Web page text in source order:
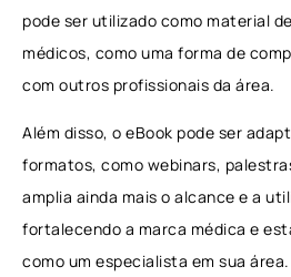
pode ser utilizado como material
médicos, como uma forma de
com outros profissionais da área.
Além disso, o eBook pode ser
formatos, como webinars,
amplia ainda mais o alcance e a
fortalecendo a marca médica e
como um especialista em sua área.